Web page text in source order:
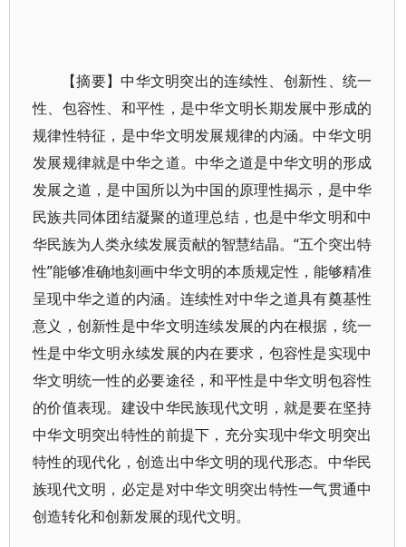
【摘要】中华文明突出的连续性、创新性、统一
性、包容性、和平性，是中华文明长期发展中形成的
规律性特征，是中华文明发展规律的内涵。中华文明
发展规律就是中华之道。中华之道是中华文明的形成
发展之道，是中国所以为中国的原理性揭示，是中华
民族共同体团结凝聚的道理总结，也是中华文明和中
华民族为人类永续发展贡献的智慧结晶。“五个突出特
性”能够准确地刻画中华文明的本质规定性，能够精准
呈现中华之道的内涵。连续性对中华之道具有奠基性
意义，创新性是中华文明连续发展的内在根据，统一
性是中华文明永续发展的内在要求，包容性是实现中
华文明统一性的必要途径，和平性是中华文明包容性
的价值表现。建设中华民族现代文明，就是要在坚持
中华文明突出特性的前提下，充分实现中华文明突出
特性的现代化，创造出中华文明的现代形态。中华民
族现代文明，必定是对中华文明突出特性一气贯通中
创造转化和创新发展的现代文明。